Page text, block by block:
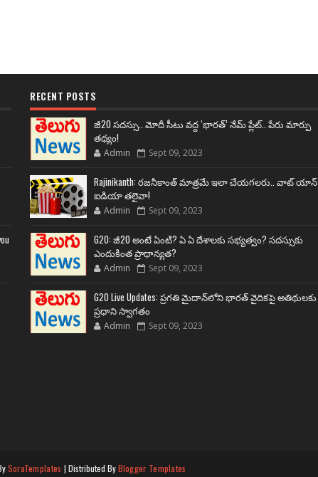
RECENT POSTS
జీ20 సదస్సు.. మోదీ సీటు వద్ద ‘భారత్’ నేమ్ ప్లేట్‌.. పేరు మార్పు
తథ్యం!
Admin Sept 09, 2023
Rajinikanth: రజనీకాంత్ మాత్రమే ఇలా చేయగలరు.. వాట్ యాన్
ఐడియా తలైవా!
Admin Sept 09, 2023
G20: జీ20 అంటే ఏంటి? ఏ ఏ దేశాలకు సభ్యత్వం? సదస్సుకు
ఎందుకింత ప్రాధాన్యత?
Admin Sept 09, 2023
G20 Live Updates: ప్రగతి మైదాన్‌లోని భారత్ వైదికపై అతిథులకు
ప్రధాని స్వాగతం
Admin Sept 09, 2023
SoraTemplates | Distributed ByBlogger Templates